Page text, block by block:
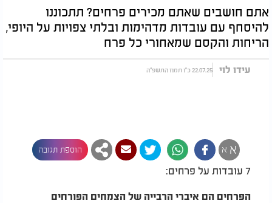
אתם חושבים שאתם מכירים פרחים? תתכוננו
להיסחף עם עובדות מדהימות ובלתי צפויות על היופי,
הריחות והקסם שמאחורי כל פרח
עידו לוי 22.07.25 כ"ו תמוז התשפ"ה
א א הוספת תגובה
7 עובדות על פרחים:
הפרחים הם איברי הרבייה של הצמחים הפורחים